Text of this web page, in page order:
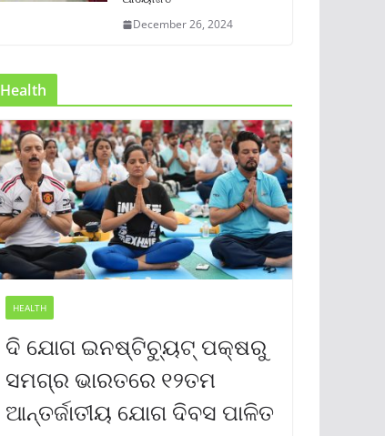
December 26, 2024
Health
HEALTH
ଦି ଯୋଗ ଇନଷ୍ଟିଚ୍ୟୁଟ୍ ପକ୍ଷରୁ
ସମଗ୍ର ଭାରତରେ ୧୨ତମ
ଆନ୍ତର୍ଜାତୀୟ ଯୋଗ ଦିବସ ପାଳିତ